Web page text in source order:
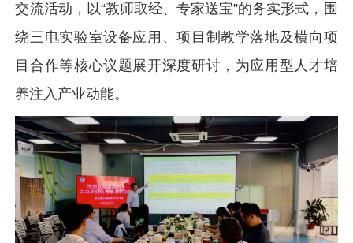
交流活动，以“教师取经、专家送宝”的务实形式，围
绕三电实验室设备应用、项目制教学落地及横向项
目合作等核心议题展开深度研讨，为应用型人才培
养注入产业动能。